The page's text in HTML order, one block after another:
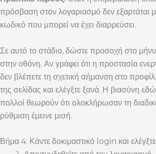
πρόσβαση στον λογαριασμό δεν εξαρτάται
κωδικό που μπορεί να έχει διαρρεύσει.
Σε αυτό το στάδιο, δώστε προσοχή στο
στην οθόνη. Αν γράφει ότι η προστασία
δεν βλέπετε τη σχετική σήμανση στο
της σελίδας και ελέγξτε ξανά. Η βιασύνη εδώ
πολλοί θεωρούν ότι ολοκλήρωσαν τη
ρύθμιση έμεινε μισή.
Βήμα 4: Κάντε δοκιμαστικό login και